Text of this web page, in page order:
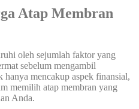
Atap Membran
oleh sejumlah faktor yang
sebelum mengambil
mencakup aspek finansial,
memilih atap membran yang
Anda.